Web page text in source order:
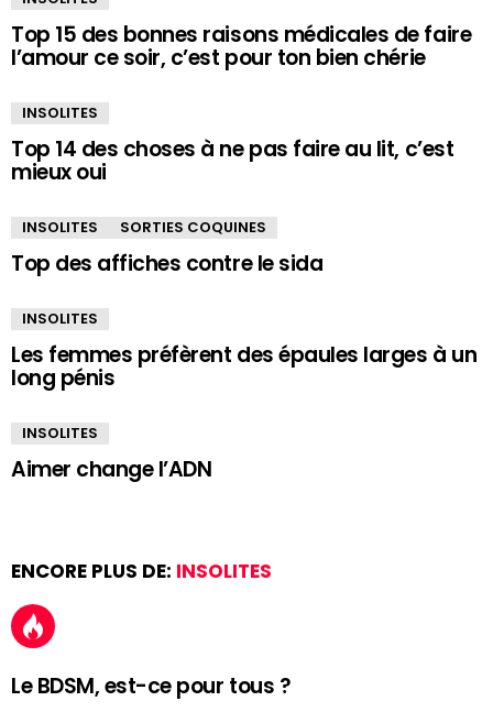
Top 15 des bonnes raisons médicales de faire
l’amour ce soir, c’est pour ton bien chérie
INSOLITES
Top 14 des choses à ne pas faire au lit, c’est
mieux oui
INSOLITES SORTIES COQUINES
Top des affiches contre le sida
INSOLITES
Les femmes préfèrent des épaules larges à un
long pénis
INSOLITES
Aimer change l’ADN
ENCORE PLUS DE: INSOLITES
Le BDSM, est-ce pour tous ?